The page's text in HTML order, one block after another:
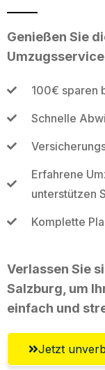
Genießen Sie
100€ sparen
Schnelle
Erfahrene
unterstützen
Komplette
Verlassen Sie
Salzburg, um
einfach und
Jetzt